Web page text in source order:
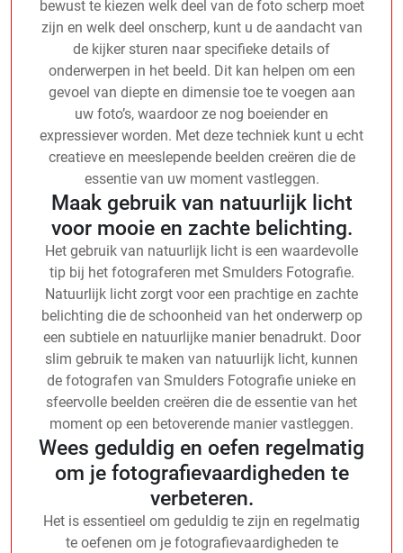
bewust te kiezen welk deel van de foto scherp moet
zijn en welk deel onscherp, kunt u de aandacht van
de kijker sturen naar specifieke details of
onderwerpen in het beeld. Dit kan helpen om een
gevoel van diepte en dimensie toe te voegen aan
uw foto’s, waardoor ze nog boeiender en
expressiever worden. Met deze techniek kunt u echt
creatieve en meeslepende beelden creëren die de
essentie van uw moment vastleggen.
Maak gebruik van natuurlijk licht
voor mooie en zachte belichting.
Het gebruik van natuurlijk licht is een waardevolle
tip bij het fotograferen met Smulders Fotografie.
Natuurlijk licht zorgt voor een prachtige en zachte
belichting die de schoonheid van het onderwerp op
een subtiele en natuurlijke manier benadrukt. Door
slim gebruik te maken van natuurlijk licht, kunnen
de fotografen van Smulders Fotografie unieke en
sfeervolle beelden creëren die de essentie van het
moment op een betoverende manier vastleggen.
Wees geduldig en oefen regelmatig
om je fotografievaardigheden te
verbeteren.
Het is essentieel om geduldig te zijn en regelmatig
te oefenen om je fotografievaardigheden te